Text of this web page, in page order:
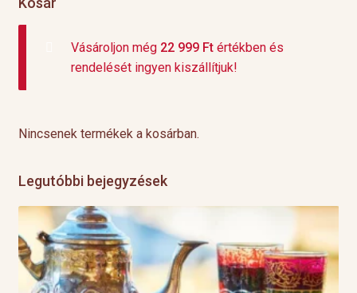
Vásároljon még 22 999 Ftértékben és
rendelését ingyen kiszállítjuk!
Nincsenek termékek a kosárban.
Legutóbbi bejegyzések